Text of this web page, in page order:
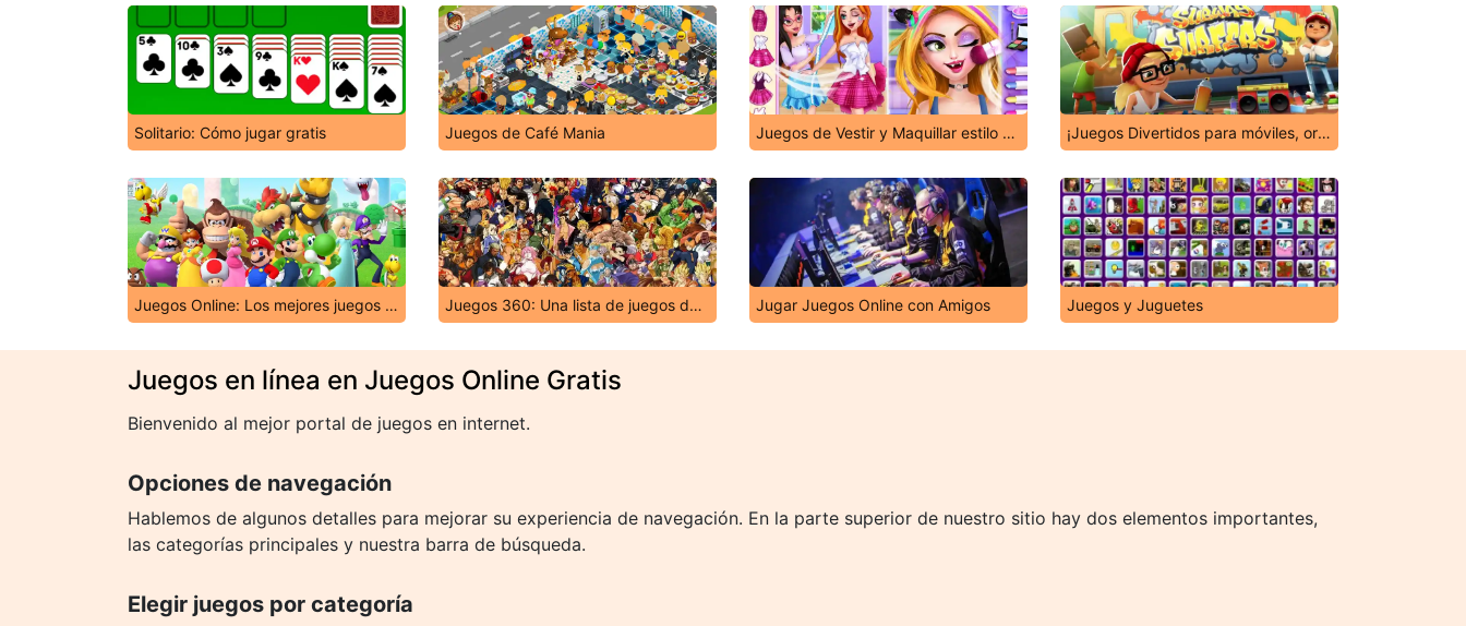
Solitario: Cómo jugar gratis Juegos de Café Mania Juegos de Vestir y Maquillar estilo Stardoll ¡Juegos Divertidos para móviles, ordenadores y tabletas!
Juegos Online: Los mejores juegos para ti Juegos 360: Una lista de juegos de A a Z Jugar Juegos Online con Amigos Juegos y Juguetes
Juegos en línea en Juegos Online Gratis
Bienvenido al mejor portal de juegos en internet.
Opciones de navegación
Hablemos de algunos detalles para mejorar su experiencia de navegación. En la parte superior de nuestro sitio hay dos elementos importantes,
las categorías principales y nuestra barra de búsqueda.
Elegir juegos por categoría